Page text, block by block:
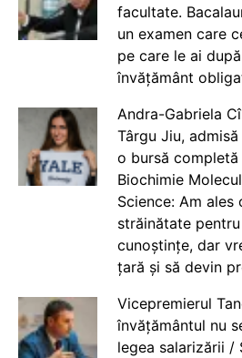
facultate.
un examen care
pe care le ai
învățământ
Andra-Gabriela
Târgu Jiu,
o bursă
Biochimie
Science: Am
străinătate
cunoștințe, dar
țară și să devin
Vicepremierul
învățământul nu
legea salarizării /